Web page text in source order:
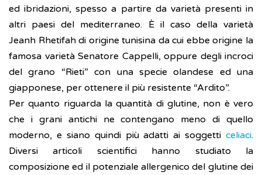
ed ibridazioni, spesso a partire da varietà presenti in
altri paesi del mediterraneo. È il caso della varietà
Jeanh Rhetifah di origine tunisina da cui ebbe origine la
famosa varietà Senatore Cappelli, oppure degli incroci
del grano “Rieti” con una specie olandese ed una
giapponese, per ottenere il più resistente “Ardito”.
Per quanto riguarda la quantità di glutine, non è vero
che i grani antichi ne contengano meno di quello
moderno, e siano quindi più adatti ai soggetti celiaci.
Diversi articoli scientifici hanno studiato la
composizione ed il potenziale allergenico del glutine dei